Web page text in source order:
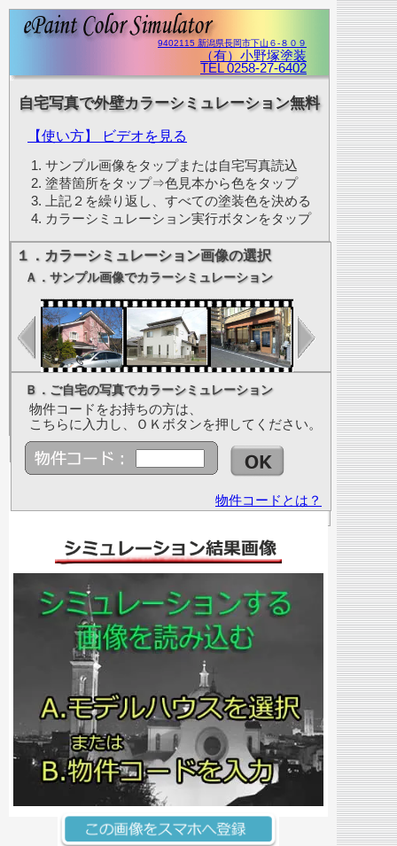
9402115 新潟県長岡市下山６-８０９
（有）小野塚塗装
TEL 0258-27-6402
自宅写真で外壁カラーシミュレーション無料
【使い方】 ビデオを見る
サンプル画像をタップまたは自宅写真読込
塗替箇所をタップ⇒色見本から色をタップ
上記２を繰り返し、すべての塗装色を決める
カラーシミュレーション実行ボタンをタップ
１．カラーシミュレーション画像の選択
Ａ．サンプル画像でカラーシミュレーション
Ｂ．ご自宅の写真でカラーシミュレーション
物件コードをお持ちの方は、
こちらに入力し、ＯＫボタンを押してください。
物件コードとは？